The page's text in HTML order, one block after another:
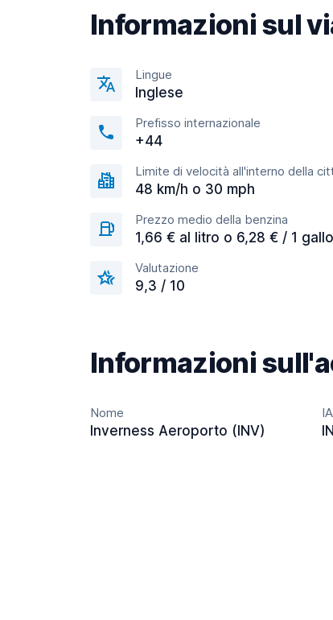
Informazioni sul
Lingue
Inglese
Prefisso internazionale
+44
Limite di velocità all'interno della
48 km/h o 30 mph
Prezzo medio della benzina
1,66 € al litro o 6,28 € / 1
Valutazione
9,3 / 10
Informazioni
Nome
Inverness Aeroporto (INV)